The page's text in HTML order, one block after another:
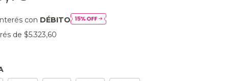
con DÉBITO
de $5.323,60